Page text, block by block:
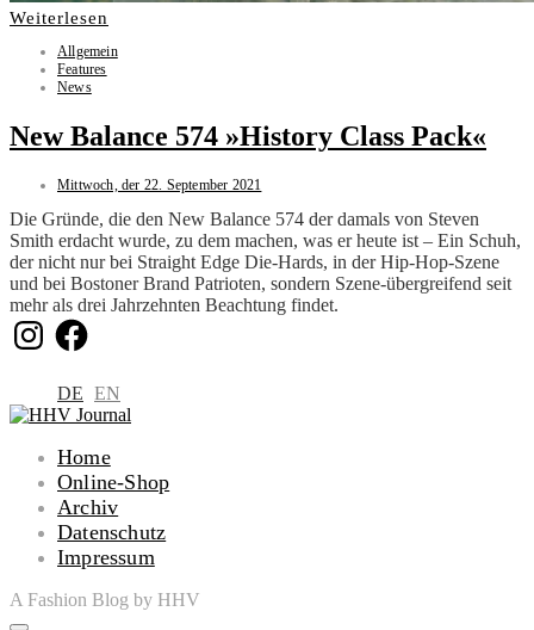
Weiterlesen
Allgemein
Features
News
New Balance 574 »History Class Pack«
Mittwoch, der 22. September 2021
Die Gründe, die den New Balance 574 der damals von Steven
Smith erdacht wurde, zu dem machen, was er heute ist – Ein Schuh,
der nicht nur bei Straight Edge Die-Hards, in der Hip-Hop-Szene
und bei Bostoner Brand Patrioten, sondern Szene-übergreifend seit
mehr als drei Jahrzehnten Beachtung findet.
InstagramFacebook
DE EN
Home
Online-Shop
Archiv
Datenschutz
Impressum
A Fashion Blog by HHV